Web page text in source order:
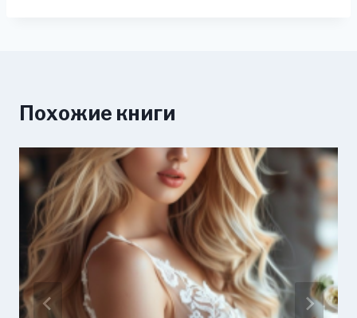
Похожие книги